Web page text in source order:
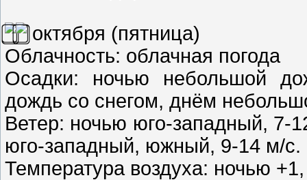
октября (пятница)
Облачность: облачная погода
Осадки: ночью небольшой
дождь со снегом, днём
Ветер: ночью юго-западный,
юго-западный, южный, 9-14 м/с.
Температура воздуха: ночью